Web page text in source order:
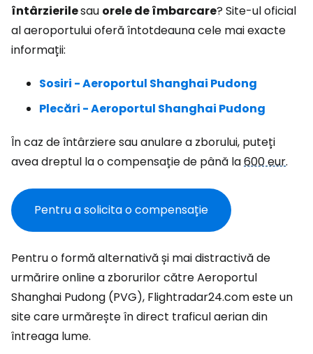
întârzierilesau orele de îmbarcare? Site-ul oficial
al aeroportului oferă întotdeauna cele mai exacte
informații:
Sosiri - Aeroportul Shanghai Pudong
Plecări - Aeroportul Shanghai Pudong
În caz de întârziere sau anulare a zborului, puteți
avea dreptul la o compensație de până la600 eur.
Pentru a solicita o compensație
Pentru o formă alternativă și mai distractivă de
urmărire online a zborurilor către Aeroportul
Shanghai Pudong (PVG), Flightradar24.com este un
site care urmărește în direct traficul aerian din
întreaga lume.